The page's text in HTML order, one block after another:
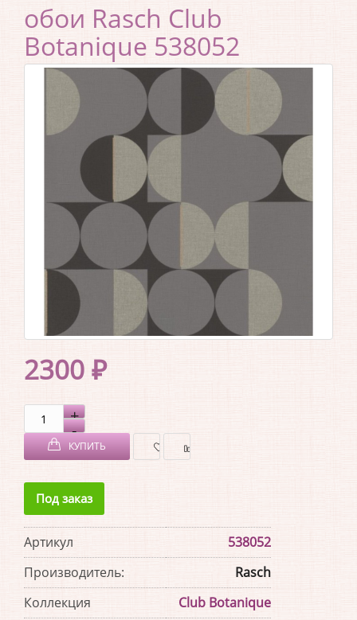
обои Rasch Club
Botanique 538052
2300 ₽
КУПИТЬ
Под заказ
Артикул
538052
Производитель:
Rasch
Коллекция
Club Botanique